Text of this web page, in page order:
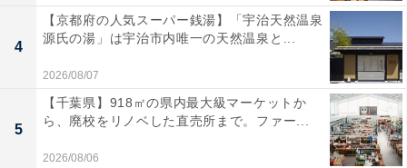
この記事の執筆者：
All About ニュース編集
「All About ニュース」は、ネットの話題から世の中の動きまで、暮
らしの中にあふれる「なぜ？」「どうして？」を分かりやすく伝え
るAll About発のニュースメディアです。お金や仕事、恋愛、ITに関
...続きを読む
4
【京都府の人気スーパー銭湯】「宇治天然温泉
源氏の湯」は宇治市内唯一の天然温泉と...
2026/08/07
5
【千葉県】918㎡の県内最大級マーケットか
ら、廃校をリノベした直売所まで。ファー...
2026/08/06